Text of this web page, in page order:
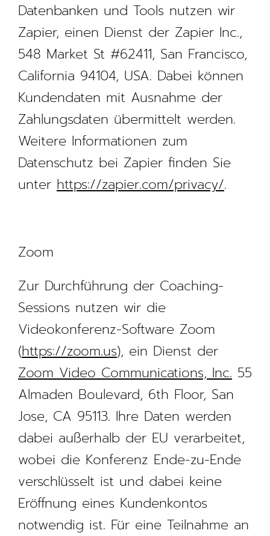
Datenbanken und Tools nutzen wir
Zapier, einen Dienst der Zapier Inc.,
548 Market St #62411, San Francisco,
California 94104, USA. Dabei können
Kundendaten mit Ausnahme der
Zahlungsdaten übermittelt werden.
Weitere Informationen zum
Datenschutz bei Zapier finden Sie
unter https://zapier.com/privacy/.
Zoom
Zur Durchführung der Coaching-
Sessions nutzen wir die
Videokonferenz-Software Zoom
(https://zoom.us), ein Dienst der
Zoom Video Communications, Inc. 55
Almaden Boulevard, 6th Floor, San
Jose, CA 95113. Ihre Daten werden
dabei außerhalb der EU verarbeitet,
wobei die Konferenz Ende-zu-Ende
verschlüsselt ist und dabei keine
Eröffnung eines Kundenkontos
notwendig ist. Für eine Teilnahme an